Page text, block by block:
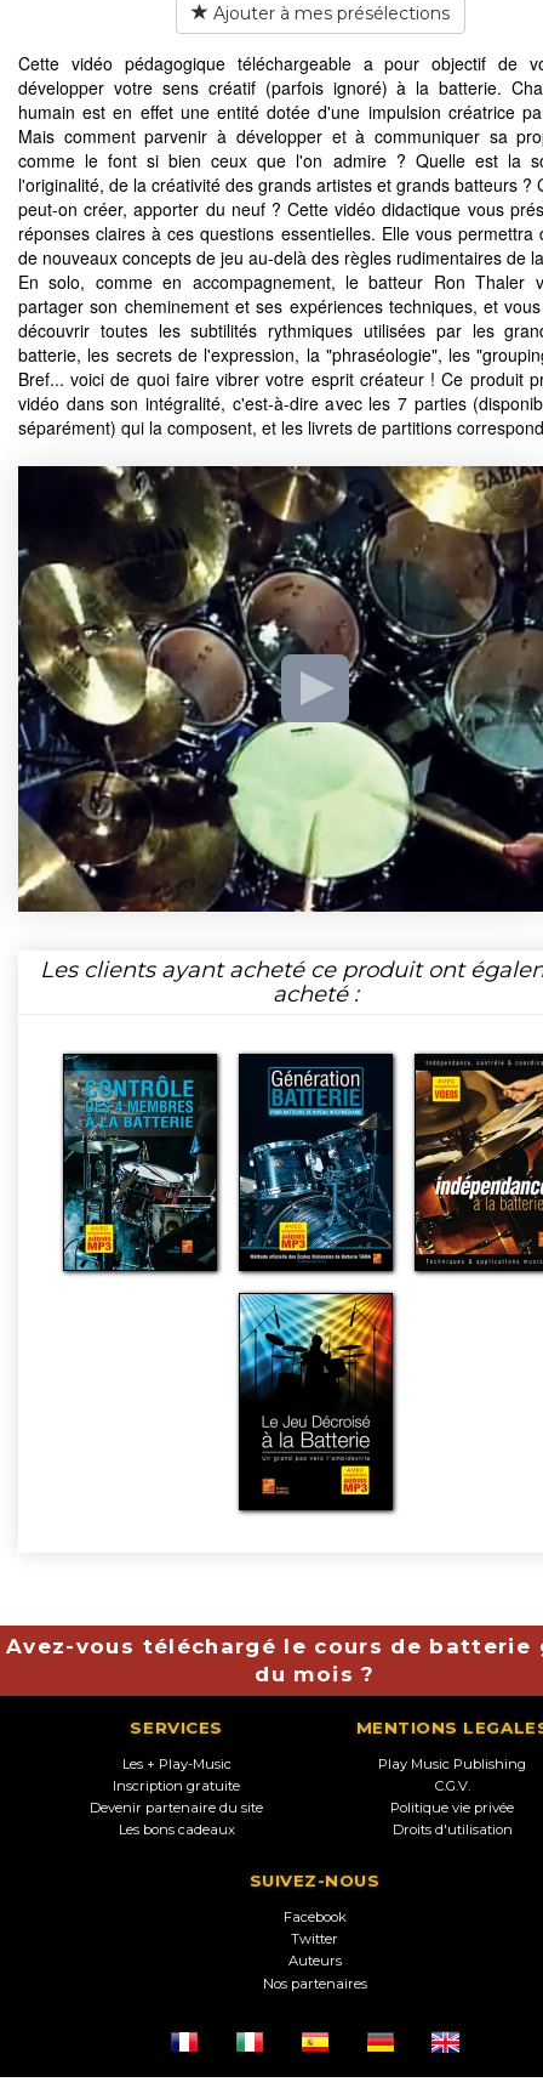
Ajouter à mes présélections
Cette vidéo pédagogique téléchargeable a pour objectif de
développer votre sens créatif (parfois ignoré) à la batterie.
humain est en effet une entité dotée d'une impulsion créatrice
Mais comment parvenir à développer et à communiquer sa
comme le font si bien ceux que l'on admire ? Quelle est la
l'originalité, de la créativité des grands artistes et grands batteurs ?
peut-on créer, apporter du neuf ? Cette vidéo didactique vous
réponses claires à ces questions essentielles. Elle vous permettra
de nouveaux concepts de jeu au-delà des règles rudimentaires de
En solo, comme en accompagnement, le batteur Ron Thaler
partager son cheminement et ses expériences techniques, et
découvrir toutes les subtilités rythmiques utilisées par les
batterie, les secrets de l'expression, la "phraséologie", les
Bref... voici de quoi faire vibrer votre esprit créateur ! Ce produit
vidéo dans son intégralité, c'est-à-dire avec les 7 parties
séparément) qui la composent, et les livrets de partitions
Les clients ayant acheté ce produit ont
acheté :
Avez-vous téléchargé le cours de batterie
du mois ?
SERVICES
Les + Play-Music
Inscription gratuite
Devenir partenaire du site
Les bons cadeaux
MENTIONS
Play Music Publishing
C.G.V.
Politique vie privée
Droits d'utilisation
SUIVEZ-NOUS
Facebook
Twitter
Auteurs
Nos partenaires